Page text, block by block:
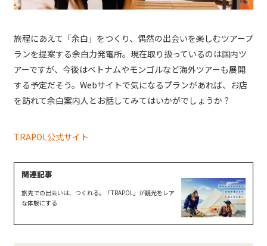
旅程にあえて「余白」をつくり、偶然の出会いを楽しむツアープ
ランを提案する余白力発電所。現在取り扱っているのは国内ツ
アーですが、今後はベトナムやモンゴルなど海外ツアーも展開
する予定だそう。Webサイトで気になるプランがあれば、お店
を訪れて余白案内人とお話してみてはいかがでしょうか？
TRAPOL公式サイト
旅先での出会いは、つくれる。「TRAPOL」が観光をレア
な体験にする